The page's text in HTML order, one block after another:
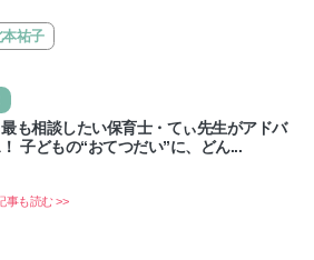
祐子
も相談したい保育士・てぃ先生がアドバ
子どもの“おてつだい”に、どん...
事も読む >>